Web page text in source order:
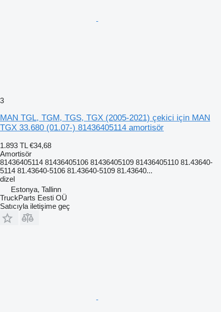
3
MAN TGL, TGM, TGS, TGX (2005-2021) çekici için MAN
TGX 33.680 (01.07-) 81436405114 amortisör
1.893 TL €34,68
Amortisör
81436405114 81436405106 81436405109 81436405110 81.43640-
5114 81.43640-5106 81.43640-5109 81.43640...
dizel
Estonya, Tallinn
TruckParts Eesti OÜ
Satıcıyla iletişime geç